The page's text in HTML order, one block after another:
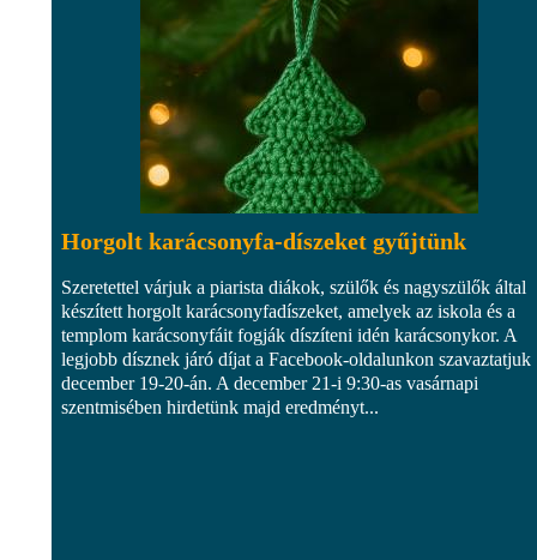
Horgolt karácsonyfa-díszeket gyűjtünk
Szeretettel várjuk a piarista diákok, szülők és nagyszülők által
készített horgolt karácsonyfadíszeket, amelyek az iskola és a
templom karácsonyfáit fogják díszíteni idén karácsonykor. A
legjobb dísznek járó díjat a Facebook-oldalunkon szavaztatjuk
december 19-20-án. A december 21-i 9:30-as vasárnapi
szentmisében hirdetünk majd eredményt...